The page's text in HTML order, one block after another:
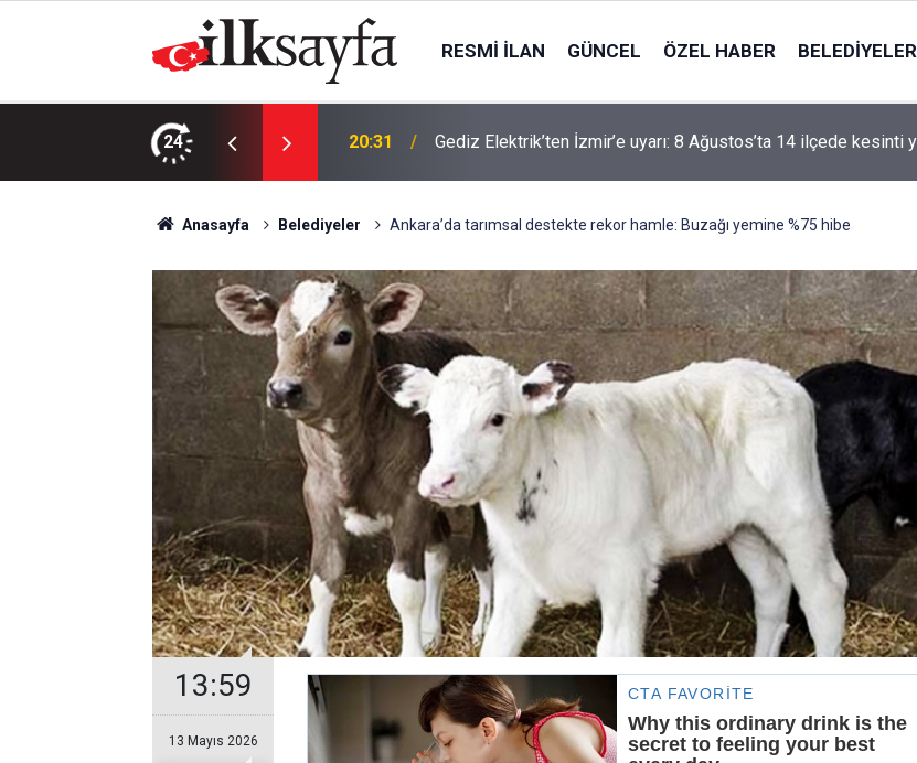
RESMI İLAN GÜNCEL ÖZEL HABER BELEDIYELER
24
Ağustos’ta 14 ilçede kesinti yaşanacak! 20:17 Takla atan otomobil, çelik bariyerlere çarptı: 1 ölü, 1 ağır yaralı
Anasayfa Belediyeler Ankara’da tarımsal destekte rekor hamle: Buzağı yemine %75 hibe
13:59
13 Mayıs 2026